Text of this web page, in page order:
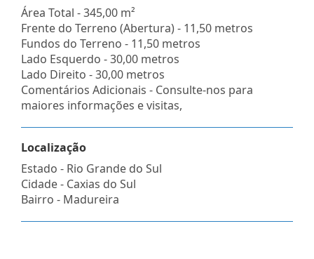
Área Total - 345,00 m²
Frente do Terreno (Abertura) - 11,50 metros
Fundos do Terreno - 11,50 metros
Lado Esquerdo - 30,00 metros
Lado Direito - 30,00 metros
Comentários Adicionais - Consulte-nos para
maiores informações e visitas,
Localização
Estado - Rio Grande do Sul
Cidade - Caxias do Sul
Bairro - Madureira